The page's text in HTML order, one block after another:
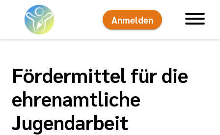
Anmelden
Fördermittel für die
ehrenamtliche
Jugendarbeit